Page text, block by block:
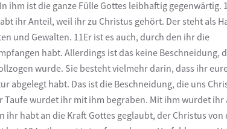
ihm ist die ganze Fülle Gottes leibhaftig gegenwärtig.
ihr Anteil, weil ihr zu Christus gehört. Der steht als
und Gewalten. 11Er ist es auch, durch den ihr die
habt. Allerdings ist das keine Beschneidung,
wurde. Sie besteht vielmehr darin, dass ihr
abgelegt habt. Das ist die Beschneidung, die uns
Taufe wurdet ihr mit ihm begraben. Mit ihm wurdet ihr
ihr habt an die Kraft Gottes geglaubt, der Christus von